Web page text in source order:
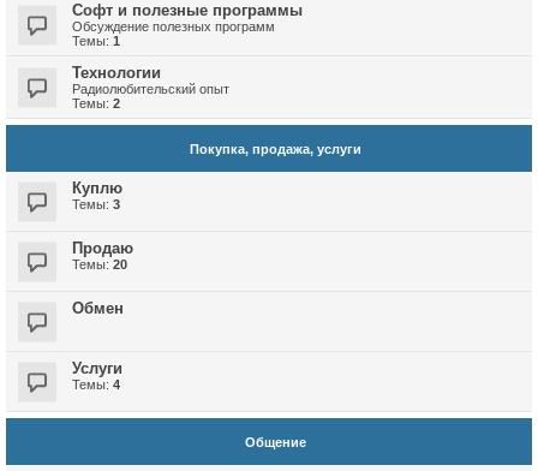
Софт и полезные программы
Обсуждение полезных программ
Темы: 1
Технологии
Радиолюбительский опыт
Темы: 2
Покупка, продажа, услуги
Куплю
Темы: 3
Продаю
Темы: 20
Обмен
Услуги
Темы: 4
Общение